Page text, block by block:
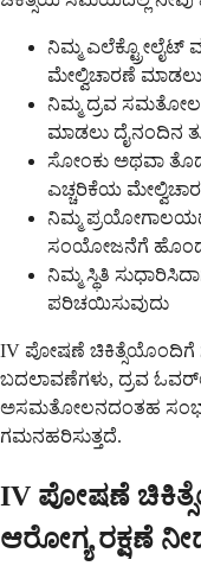
ನಿಮ್ಮ ಎಲೆಕ್ಟ್ರೋಲೈಟ್
ಮೇಲ್ವಿಚಾರಣೆ
ನಿಮ್ಮ ದ್ರವ ಸಮತೋಲನ
ಮಾಡಲು ದೈನಂದಿನ
ಸೋಂಕು ಅಥವಾ
ಎಚ್ಚರಿಕೆಯ
ನಿಮ್ಮ
ಸಂಯೋಜನೆಗೆ
ನಿಮ್ಮ ಸ್ಥಿತಿ
ಪರಿಚಯಿಸುವುದು
IV ಪೋಷಣೆ ಚಿಕಿತ್ಸೆಯೊಂದಿಗೆ
ಬದಲಾವಣೆಗಳು, ದ್ರವ
ಅಸಮತೋಲನದಂತಹ
ಗಮನಹರಿಸುತ್ತದೆ.
IV ಪೋಷಣೆ
ಆರೋಗ್ಯ ರಕ್ಷಣೆ